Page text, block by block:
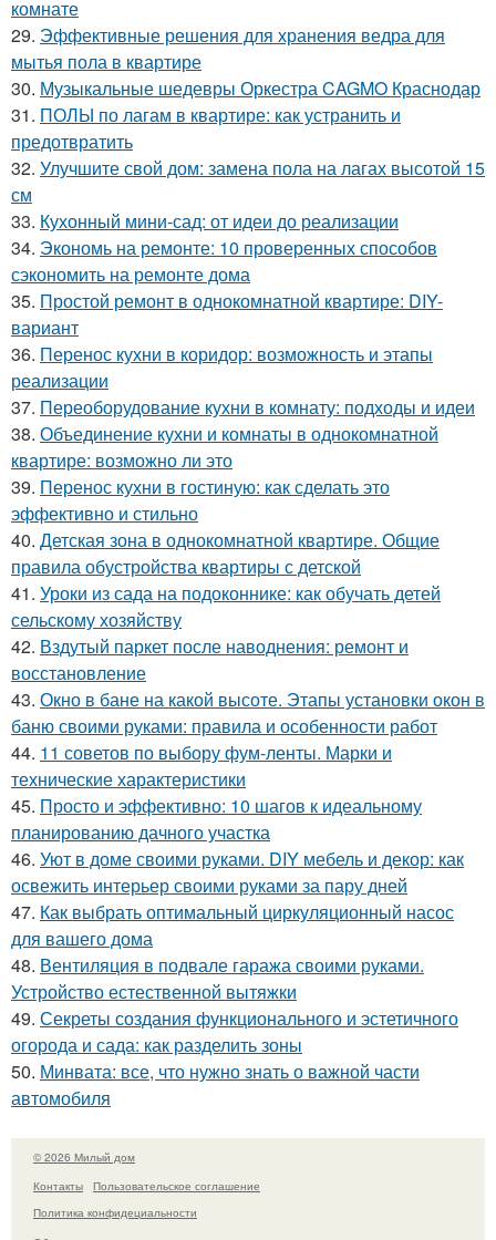
комнате
29. Эффективные решения для хранения ведра для
мытья пола в квартире
30. Музыкальные шедевры Оркестра CAGMO Краснодар
31. ПОЛЫ по лагам в квартире: как устранить и
предотвратить
32. Улучшите свой дом: замена пола на лагах высотой 15
см
33. Кухонный мини-сад: от идеи до реализации
34. Экономь на ремонте: 10 проверенных способов
сэкономить на ремонте дома
35. Простой ремонт в однокомнатной квартире: DIY-
вариант
36. Перенос кухни в коридор: возможность и этапы
реализации
37. Переоборудование кухни в комнату: подходы и идеи
38. Объединение кухни и комнаты в однокомнатной
квартире: возможно ли это
39. Перенос кухни в гостиную: как сделать это
эффективно и стильно
40. Детская зона в однокомнатной квартире. Общие
правила обустройства квартиры с детской
41. Уроки из сада на подоконнике: как обучать детей
сельскому хозяйству
42. Вздутый паркет после наводнения: ремонт и
восстановление
43. Окно в бане на какой высоте. Этапы установки окон в
баню своими руками: правила и особенности работ
44. 11 советов по выбору фум-ленты. Марки и
технические характеристики
45. Просто и эффективно: 10 шагов к идеальному
планированию дачного участка
46. Уют в доме своими руками. DIY мебель и декор: как
освежить интерьер своими руками за пару дней
47. Как выбрать оптимальный циркуляционный насос
для вашего дома
48. Вентиляция в подвале гаража своими руками.
Устройство естественной вытяжки
49. Секреты создания функционального и эстетичного
огорода и сада: как разделить зоны
50. Минвата: все, что нужно знать о важной части
автомобиля
© 2026 Милый дом
Контакты
Пользовательское соглашение
Политика конфидециальности